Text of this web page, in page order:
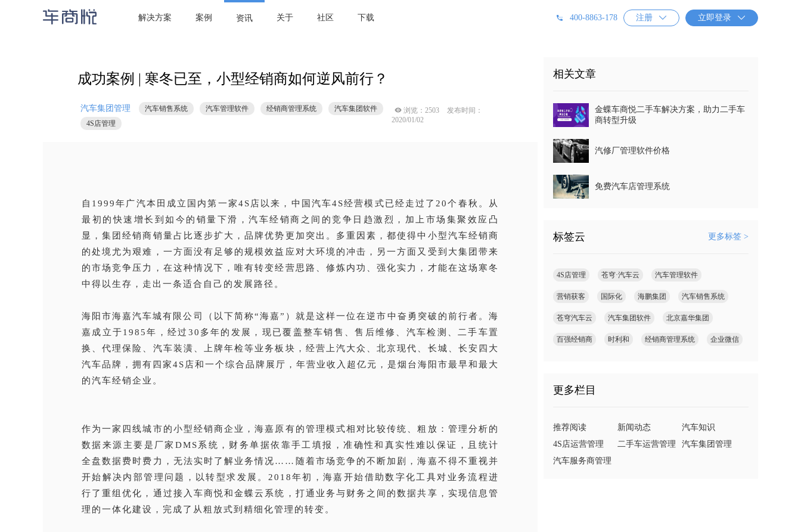
 解决方案 案例 资讯 关于 社区 下载 400-8863-178 注册  立即登录 
当前位置：首页 汽车集团管理/ 成功案例 | 寒冬已至，小型经销商如何逆风前行？
成功案例 | 寒冬已至，小型经销商如何逆风前行？
汽车集团管理 汽车销售系统 汽车管理软件 经销商管理系统
汽车集团软件
4S店管理
 浏览：2503
发布时间：
2020/01/02
自1999年广汽本田成立国内第一家4S店以来，中国汽车4S经营模式已经走过了20个春秋。从
最初的快速增长到如今的销量下滑，汽车经销商之间的竞争日趋激烈，加上市场集聚效应凸
显，集团经销商销量占比逐步扩大，品牌优势更加突出。多重因素，都使得中小型汽车经销商
的处境尤为艰难，一方面没有足够的规模效益应对大环境的冲击，另一方面又受到大集团带来
的市场竞争压力，在这种情况下，唯有转变经营思路、修炼内功、强化实力，才能在这场寒冬
中得以生存，走出一条适合自己的发展路径。
海阳市海嘉汽车城有限公司（以下简称“海嘉”）就是这样一位在逆市中奋勇突破的前行者。海
嘉成立于1985年，经过30多年的发展，现已覆盖整车销售、售后维修、汽车检测、二手车置
换、代理保险、汽车装潢、上牌年检等业务板块，经营上汽大众、北京现代、长城、长安四大
汽车品牌，拥有四家4S店和一个综合品牌展厅，年营业收入超亿元，是烟台海阳市最早和最大
的汽车经销企业。
作为一家四线城市的小型经销商企业，海嘉原有的管理模式相对比较传统、粗放：管理分析的
数据来源主要是厂家DMS系统，财务单据依靠手工填报，准确性和真实性难以保证，且统计
全盘数据费时费力，无法实时了解业务情况……随着市场竞争的不断加剧，海嘉不得不重视并
开始解决内部管理问题，以转型求发展。2018年初，海嘉开始借助数字化工具对业务流程进
行了重组优化，通过接入车商悦和金蝶云系统，打通业务与财务之间的数据共享，实现信息管
理的一体化建设，完成了从粗放式到精细化管理的转变。
相关文章
金蝶车商悦二手车解决方案，助力二手车
商转型升级
汽修厂管理软件价格
免费汽车店管理系统
标签云 更多标签 >
4S店管理 苍穹·汽车云 汽车管理软件
营销获客 国际化 海鹏集团 汽车销售系统
苍穹汽车云 汽车集团软件 北京嘉华集团
百强经销商 时利和 经销商管理系统 企业微信
更多栏目
推荐阅读 新闻动态
汽车知识
4S店运营管理
二手车运营管理
汽车集团管理
汽车服务商管理